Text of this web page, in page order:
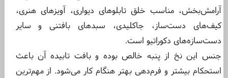
آرامش‌بخش، مناسب خلق تابلوهای دیواری، آویزهای هنری،
کیف‌های دست‌ساز، جاکلیدی‌، سبدهای بافتنی و سایر
دست‌سازه‌های دکوراتیو است.
جنس این نخ از پنبه خالص بوده و بافت تابیده آن باعث
استحکام بیشتر و فرم‌دهی بهتر هنگام کار می‌شود. از مهم‌ترین